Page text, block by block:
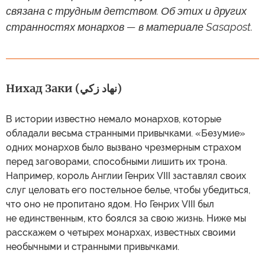
связана с трудным детством. Об этих и других
странностях монархов — в материале Sasapost.
Нихад Заки (نهاد زكي)
В истории известно немало монархов, которые
обладали весьма странными привычками. «Безумие»
одних монархов было вызвано чрезмерным страхом
перед заговорами, способными лишить их трона.
Например, король Англии Генрих VIII заставлял своих
слуг целовать его постельное белье, чтобы убедиться,
что оно не пропитано ядом. Но Генрих VIII был
не единственным, кто боялся за свою жизнь. Ниже мы
расскажем о четырех монархах, известных своими
необычными и странными привычками.